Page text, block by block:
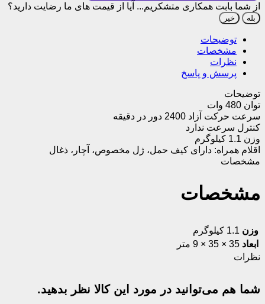
از شما بابت همکاری متشکریم... آیا از قیمت های ما رضایت دارید؟
بله خیر
توضیحات
مشخصات
نظرات
پرسش و پاسخ
توضیحات
توان 480 وات
سرعت حرکت آزاد 2400 دور در دقیقه
کنترل سرعت ندارد
وزن 1.1 کیلوگرم
اقلام همراه: دارای کیف حمل، ژل مخصوص، آچار، ذغال
مشخصات
مشخصات
وزن 1.1 کیلوگرم
ابعاد 35 × 35 × 9 متر
نظرات
شما هم می‌توانید در مورد این کالا نظر بدهید.